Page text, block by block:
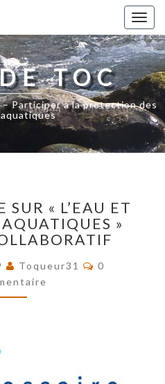
TOC
– Participer à la protection des
GLOSSAIRE
SUR
« L’EAU
LES
MILIEUX
AQUATIQUES »
SUR « L’EAU ET
»
Toqueur31
0